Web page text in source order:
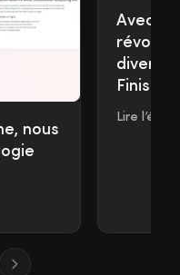
nous
Avec À
Lire